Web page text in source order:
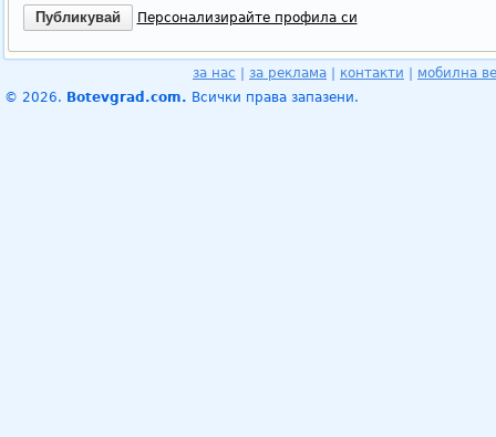
Персонализирайте профила си
за нас за реклама контакти
мобилна
© 2026. Botevgrad.com. Всички права запазени.